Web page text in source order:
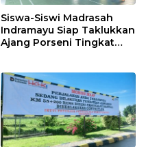
Siswa-Siswi Madrasah
Indramayu Siap Taklukkan
Ajang Porseni Tingkat